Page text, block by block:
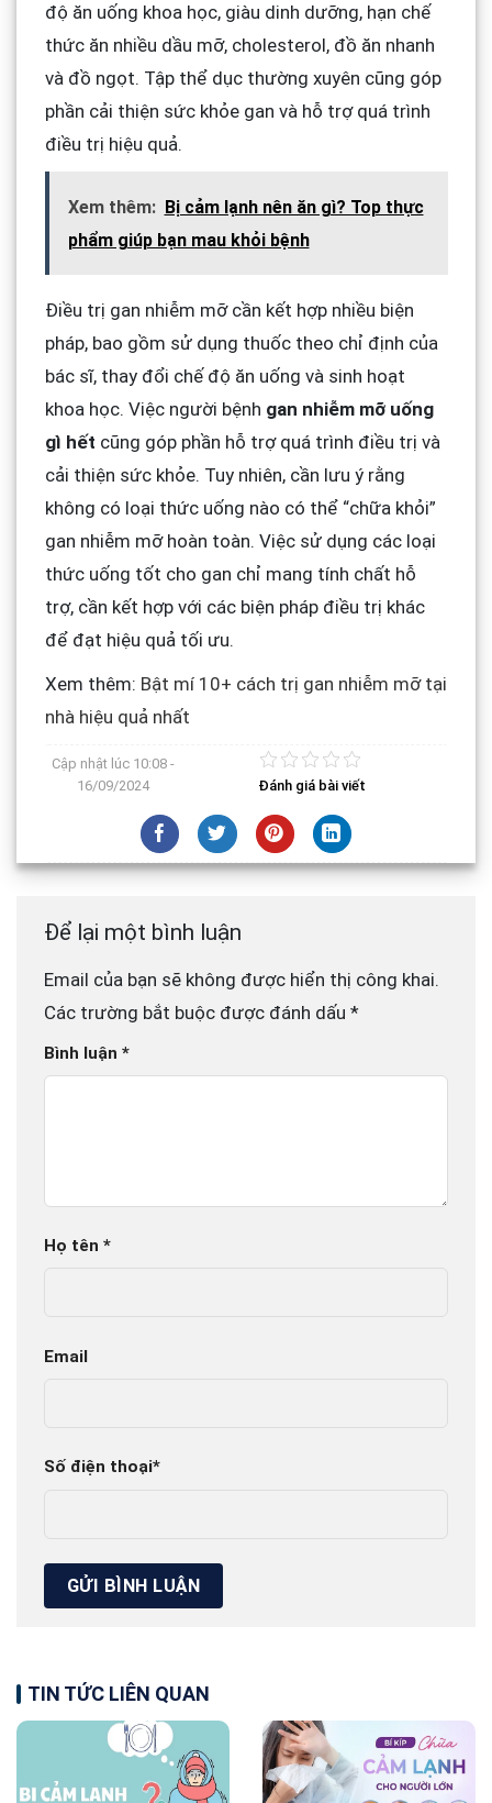
độ ăn uống khoa học, giàu dinh dưỡng, hạn chế
thức ăn nhiều dầu mỡ, cholesterol, đồ ăn nhanh
và đồ ngọt. Tập thể dục thường xuyên cũng góp
phần cải thiện sức khỏe gan và hỗ trợ quá trình
điều trị hiệu quả.
Xem thêm: Bị cảm lạnh nên ăn gì? Top thực
phẩm giúp bạn mau khỏi bệnh
Điều trị gan nhiễm mỡ cần kết hợp nhiều biện
pháp, bao gồm sử dụng thuốc theo chỉ định của
bác sĩ, thay đổi chế độ ăn uống và sinh hoạt
khoa học. Việc người bệnh gan nhiễm mỡ uống
gì hết cũng góp phần hỗ trợ quá trình điều trị và
cải thiện sức khỏe. Tuy nhiên, cần lưu ý rằng
không có loại thức uống nào có thể “chữa khỏi”
gan nhiễm mỡ hoàn toàn. Việc sử dụng các loại
thức uống tốt cho gan chỉ mang tính chất hỗ
trợ, cần kết hợp với các biện pháp điều trị khác
để đạt hiệu quả tối ưu.
Xem thêm: Bật mí 10+ cách trị gan nhiễm mỡ tại
nhà hiệu quả nhất
Cập nhật lúc 10:08 -
16/09/2024
Đánh giá bài viết
Để lại một bình luận
Email của bạn sẽ không được hiển thị công khai.
Các trường bắt buộc được đánh dấu *
Bình luận *
Họ tên *
Email
Số điện thoại*
TIN TỨC LIÊN QUAN